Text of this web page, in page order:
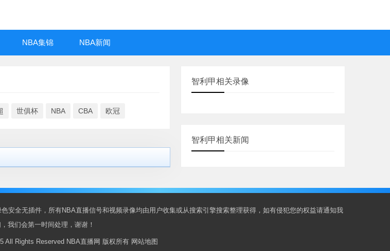
NBA集锦 NBA新闻
世俱杯 NBA CBA 欧冠
智利甲相关录像
智利甲相关新闻
安全无插件，所有NBA直播信号和视频录像均由用户收集或从搜索引擎搜索整理获得，如有侵犯您的权益请通知我
我们会第一时间处理，谢谢！
All Rights Reserved NBA直播网 版权所有 网站地图